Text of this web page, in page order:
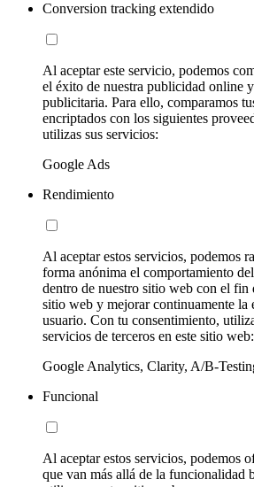
Conversion tracking extendido
Al aceptar este servicio, podemos
el éxito de nuestra publicidad online
publicitaria. Para ello, comparamos
encriptados con los siguientes
utilizas sus servicios:
Google Ads
Rendimiento
Al aceptar estos servicios, podemos
forma anónima el comportamiento
dentro de nuestro sitio web con el fin
sitio web y mejorar continuamente la
usuario. Con tu consentimiento,
servicios de terceros en este sitio web:
Google Analytics, Clarity, A/B-
Funcional
Al aceptar estos servicios, podemos
que van más allá de la funcionalidad